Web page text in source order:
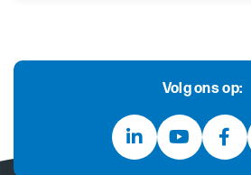
Volg ons op: